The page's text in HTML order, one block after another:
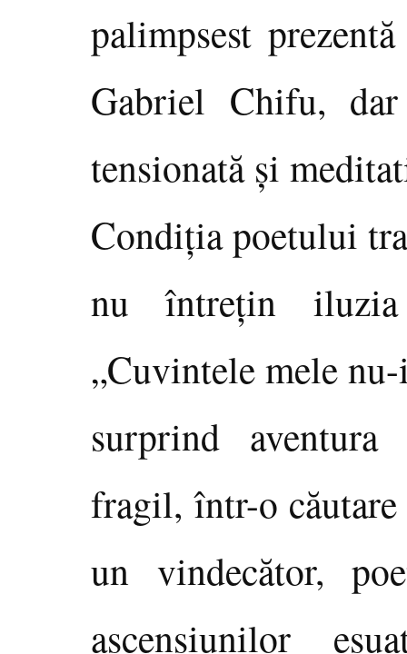
palimpsest
Gabriel Chifu,
tensionată şi
Condiţia poetului
nu întreţin iluzia
„Cuvintele mele
surprind
fragil, într-o
un vindecător,
ascensiunilor